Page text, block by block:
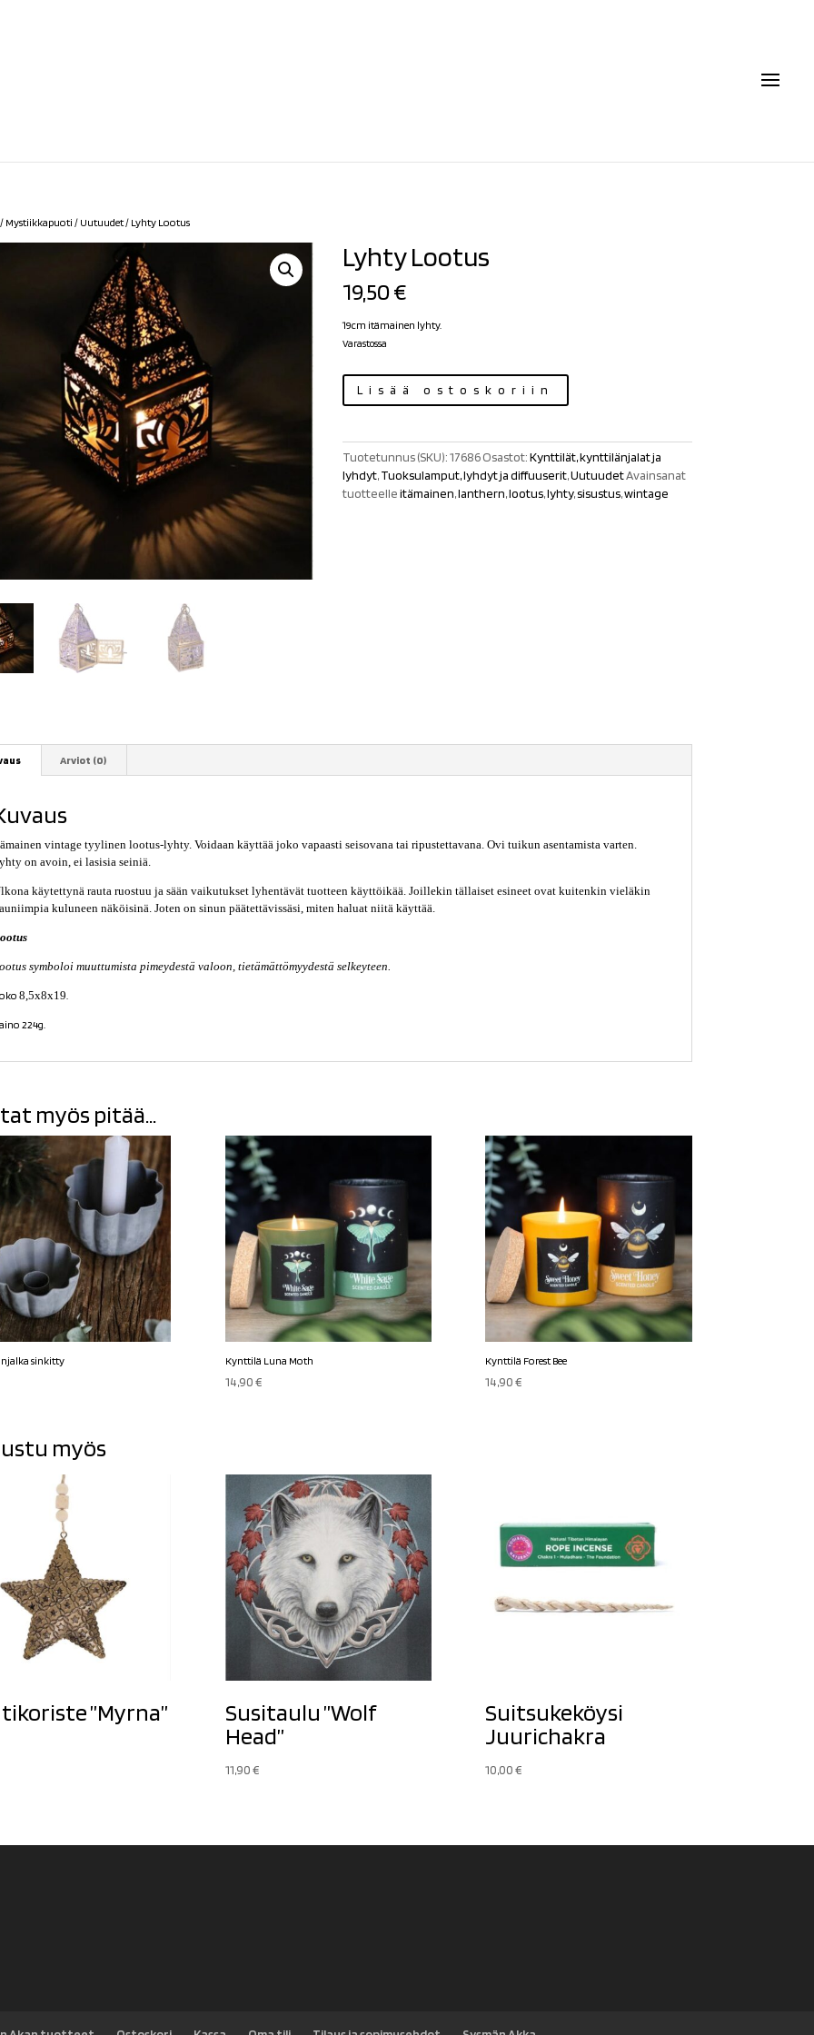
Mystiikkapuoti / Uutuudet/ Lyhty Lootus
Lyhty Lootus
19,50€
19cm itämainen lyhty.
Varastossa
Lootus
Lisää ostoskoriin
Tuotetunnus (SKU):17686Osastot:Kynttilät, kynttilänjalat ja
lyhdyt,Tuoksulamput, lyhdyt ja diffuuserit,UutuudetAvainsanat
tuotteelleitämainen,lanthern,lootus,lyhty,sisustus,wintage
Arviot (0)
vintage tyylinen lootus-lyhty. Voidaan käyttää joko vapaasti seisovana tai ripustettavana. Ovi tuikun asentamista varten.
on avoin, ei lasisia seiniä.
käytettynä rauta ruostuu ja sään vaikutukset lyhentävät tuotteen käyttöikää. Joillekin tällaiset esineet ovat kuitenkin vieläkin
kuluneen näköisinä. Joten on sinun päätettävissäsi, miten haluat niitä käyttää.
symboloi muuttumista pimeydestä valoon, tietämättömyydestä selkeyteen.
8,5x8x19.
224g.
myös pitää...
sinkitty Kynttilä Luna Moth
14,90€
Kynttilä Forest Bee
14,90€
myös
”Myrna”
Susitaulu ”Wolf
Head”
11,90€
Suitsukeköysi
Juurichakra
10,00€